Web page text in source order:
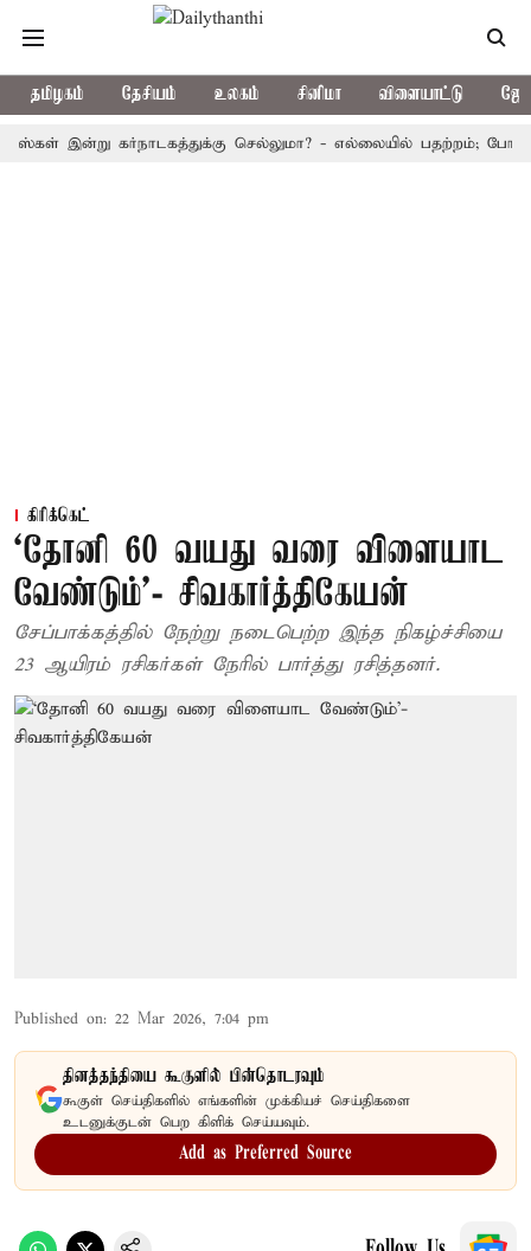
தமிழகம் தேசியம் உலகம் சினிமா விளையாட்டு
இன்று கர்நாடகத்துக்கு செல்லுமா? - எல்லையில் பதற்றம்; போலீஸ்
கிரிக்கெட்
‘தோனி 60 வயது வரை விளையாட
வேண்டும்’- சிவகார்த்திகேயன்
சேப்பாக்கத்தில் நேற்று நடைபெற்ற இந்த நிகழ்ச்சியை
23 ஆயிரம் ரசிகர்கள் நேரில் பார்த்து ரசித்தனர்.
Published on: 22 Mar 2026, 7:04 pm
தினத்தந்தியை கூகுளில் பின்தொடரவும்
கூகுள் செய்திகளில் எங்களின் முக்கியச் செய்திகளை
உடனுக்குடன் பெற கிளிக் செய்யவும்.
Add as Preferred Source